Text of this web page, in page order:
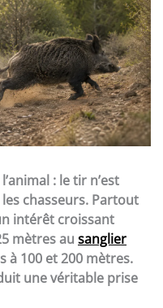
: le tir n’est
chasseurs. Partout
intérêt croissant
mètres au sanglier
à 100 et 200 mètres.
une véritable prise